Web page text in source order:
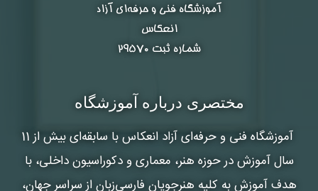
آموزشگاه فنی و حرفه‌ای آزاد
انعکاس
شماره ثبت ۲۹۵۷۰
مختصری درباره آموزشگاه
آموزشگاه فنی و حرفه‌ای آزاد انعکاس
با سابقه‌ای بیش از 11
سال آموزش در حوزه هنر، معماری و دکوراسیون داخلی، با
هدف آموزش به کلیه هنرجویان فارسی‌زبان از سراسر جهان،
شماره واتس‌اپ : *